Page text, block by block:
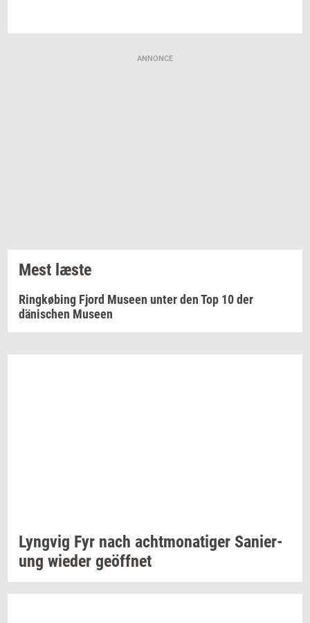
ANNONCE
Mest læste
Ringkøbing Fjord Museen unter den Top 10 der
dänischen Museen
Lyng­vig Fyr nach ach­t­mo­na­ti­ger Sa­ni­er­
ung wie­der geöffnet